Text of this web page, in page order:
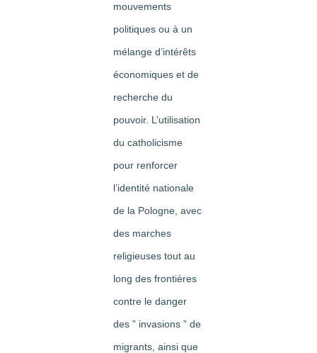
mouvements
politiques ou à un
mélange d’intérêts
économiques et de
recherche du
pouvoir. L’utilisation
du catholicisme
pour renforcer
l’identité nationale
de la Pologne, avec
des marches
religieuses tout au
long des frontières
contre le danger
des ” invasions ” de
migrants, ainsi que